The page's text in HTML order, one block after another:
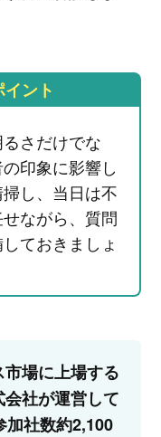
ント
さだけでな
印象に影響し
し、当日は不
ながら、質問
ておきましょ
場に上場する
社が運営して
加社数約2,100